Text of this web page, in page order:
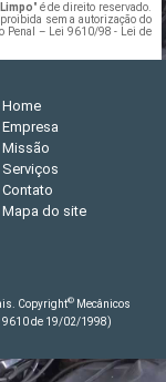
" é de direito reservado.
sem a autorização do
Penal – Lei 9610/98 - Lei de
Home
Empresa
Missão
Serviços
Contato
Mapa do site
Copyright© Mecânicos
9610 de 19/02/1998)